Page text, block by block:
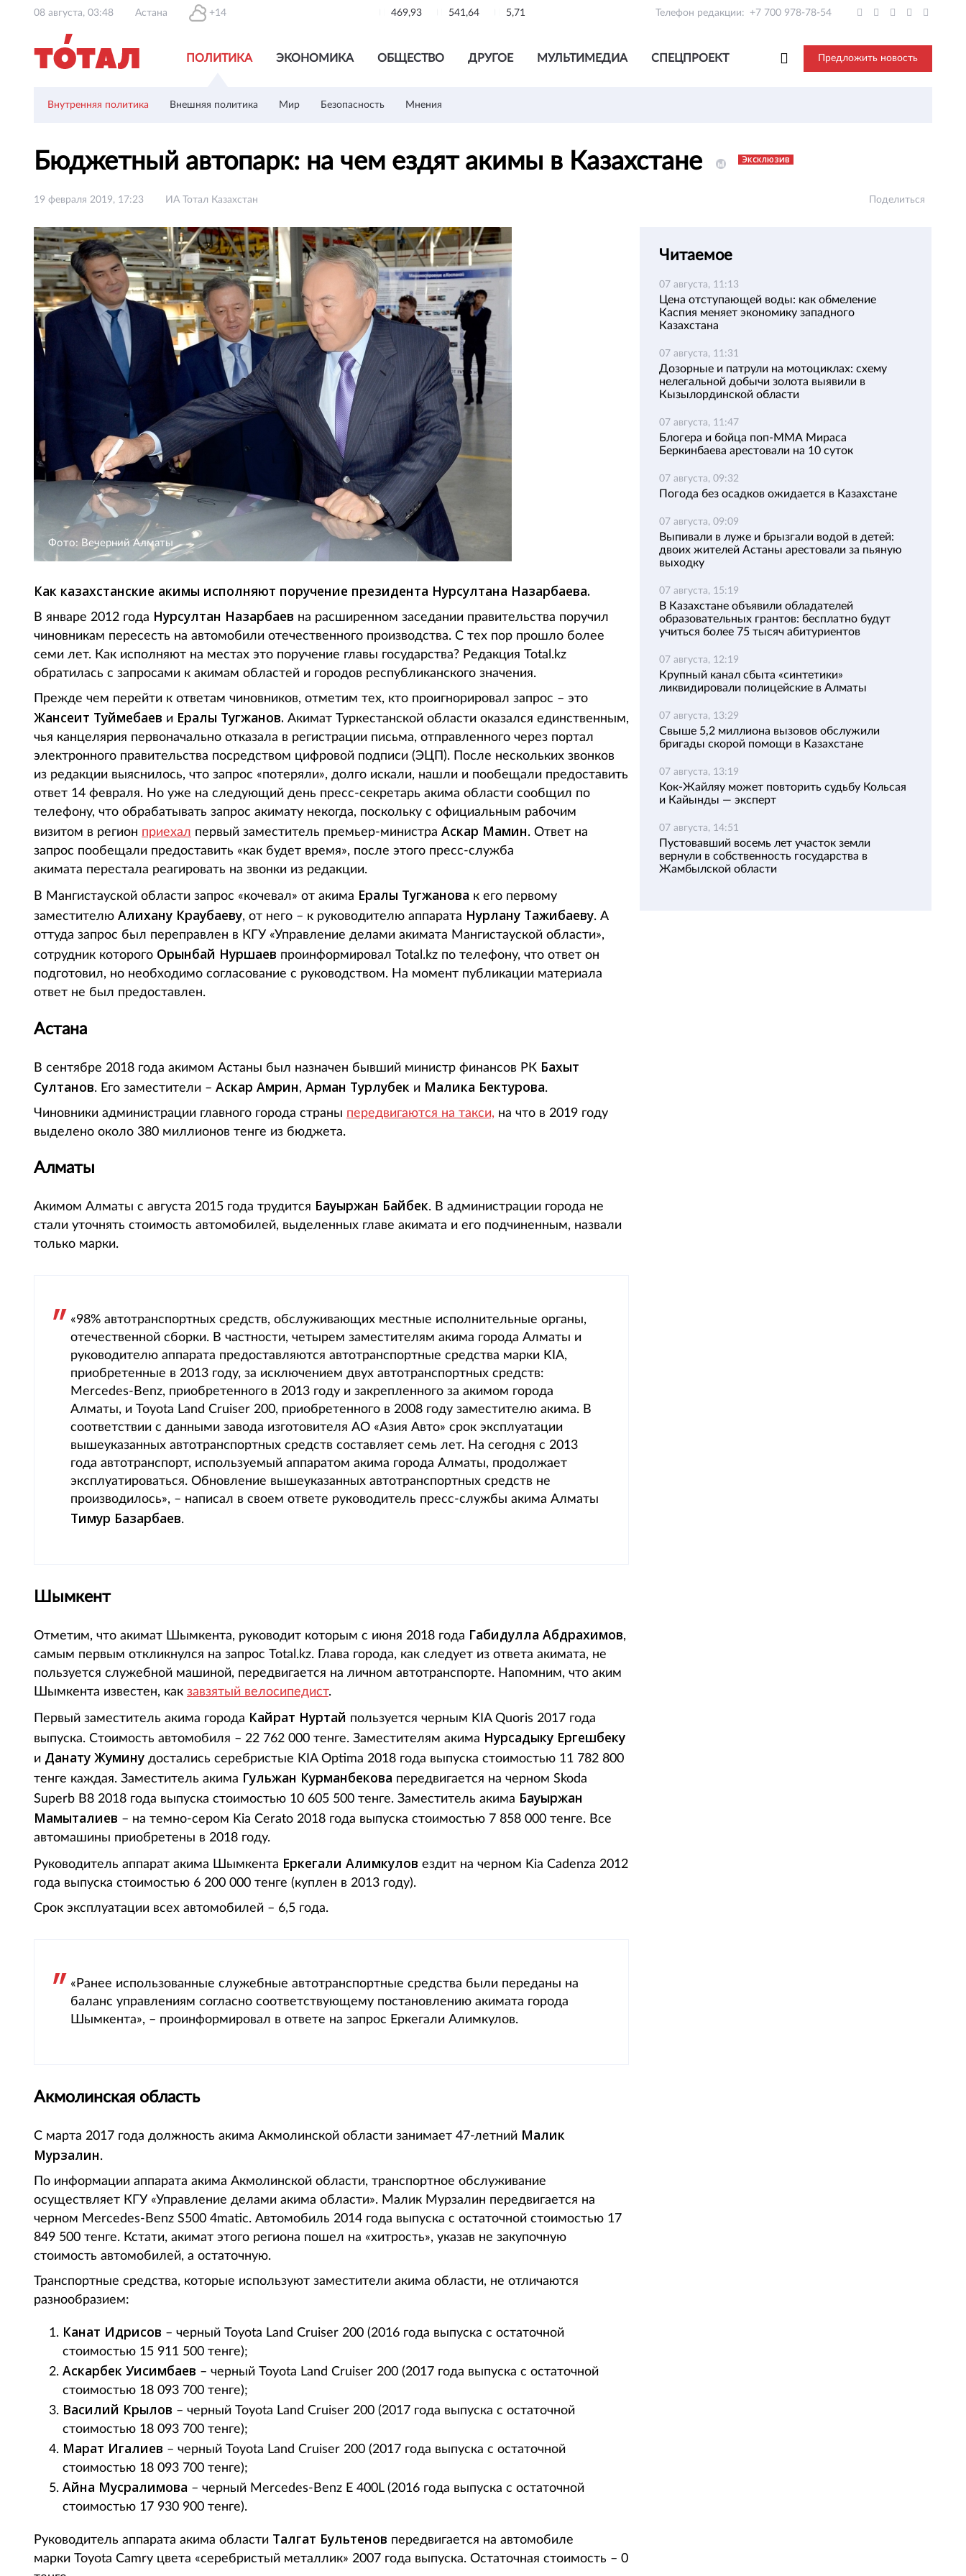
08 августа, 03:48 Астана +14 469,93 541,64 5,71 Телефон редакции: +7 700 978-78-54
ПОЛИТИКА ЭКОНОМИКА ОБЩЕСТВО ДРУГОЕ МУЛЬТИМЕДИА СПЕЦПРОЕКТ Предложить новость
Внутренняя политика Внешняя политика Мир Безопасность Мнения
Бюджетный автопарк: на чем ездят акимы в Казахстане Эксклюзив
19 февраля 2019, 17:23 ИА Тотал Казахстан Поделиться
Фото: Вечерний Алматы
Как казахстанские акимы исполняют поручение президента Нурсултана Назарбаева.
В январе 2012 года Нурсултан Назарбаев на расширенном заседании правительства поручил
чиновникам пересесть на автомобили отечественного производства. С тех пор прошло более
семи лет. Как исполняют на местах это поручение главы государства? Редакция Total.kz
обратилась с запросами к акимам областей и городов республиканского значения.
Прежде чем перейти к ответам чиновников, отметим тех, кто проигнорировал запрос – это
Жансеит Туймебаев и Ералы Тугжанов. Акимат Туркестанской области оказался единственным,
чья канцелярия первоначально отказала в регистрации письма, отправленного через портал
электронного правительства посредством цифровой подписи (ЭЦП). После нескольких звонков
из редакции выяснилось, что запрос «потеряли», долго искали, нашли и пообещали предоставить
ответ 14 февраля. Но уже на следующий день пресс-секретарь акима области сообщил по
телефону, что обрабатывать запрос акимату некогда, поскольку с официальным рабочим
визитом в регион приехал первый заместитель премьер-министра Аскар Мамин. Ответ на
запрос пообещали предоставить «как будет время», после этого пресс-служба
акимата перестала реагировать на звонки из редакции.
В Мангистауской области запрос «кочевал» от акима Ералы Тугжанова к его первому
заместителю Алихану Краубаеву, от него – к руководителю аппарата Нурлану Тажибаеву. А
оттуда запрос был переправлен в КГУ «Управление делами акимата Мангистауской области»,
сотрудник которого Орынбай Нуршаев проинформировал Total.kz по телефону, что ответ он
подготовил, но необходимо согласование с руководством. На момент публикации материала
ответ не был предоставлен.
Астана
В сентябре 2018 года акимом Астаны был назначен бывший министр финансов РК Бахыт
Султанов. Его заместители – Аскар Амрин, Арман Турлубек и Малика Бектурова.
Чиновники администрации главного города страны передвигаются на такси, на что в 2019 году
выделено около 380 миллионов тенге из бюджета.
Алматы
Акимом Алматы с августа 2015 года трудится Бауыржан Байбек. В администрации города не
стали уточнять стоимость автомобилей, выделенных главе акимата и его подчиненным, назвали
только марки.
«98% автотранспортных средств, обслуживающих местные исполнительные органы,
отечественной сборки. В частности, четырем заместителям акима города Алматы и
руководителю аппарата предоставляются автотранспортные средства марки KIA,
приобретенные в 2013 году, за исключением двух автотранспортных средств:
Mercedes-Benz, приобретенного в 2013 году и закрепленного за акимом города
Алматы, и Toyota Land Cruiser 200, приобретенного в 2008 году заместителю акима. В
соответствии с данными завода изготовителя АО «Азия Авто» срок эксплуатации
вышеуказанных автотранспортных средств составляет семь лет. На сегодня с 2013
года автотранспорт, используемый аппаратом акима города Алматы, продолжает
эксплуатироваться. Обновление вышеуказанных автотранспортных средств не
производилось», – написал в своем ответе руководитель пресс-службы акима Алматы
Тимур Базарбаев.
Шымкент
Отметим, что акимат Шымкента, руководит которым с июня 2018 года Габидулла Абдрахимов,
самым первым откликнулся на запрос Total.kz. Глава города, как следует из ответа акимата, не
пользуется служебной машиной, передвигается на личном автотранспорте. Напомним, что аким
Шымкента известен, как завзятый велосипедист.
Первый заместитель акима города Кайрат Нуртай пользуется черным KIA Quoris 2017 года
выпуска. Стоимость автомобиля – 22 762 000 тенге. Заместителям акима Нурсадыку Ергешбеку
и Данату Жумину достались серебристые KIA Optima 2018 года выпуска стоимостью 11 782 800
тенге каждая. Заместитель акима Гульжан Курманбекова передвигается на черном Skoda
Superb B8 2018 года выпуска стоимостью 10 605 500 тенге. Заместитель акима Бауыржан
Мамыталиев – на темно-сером Kia Cerato 2018 года выпуска стоимостью 7 858 000 тенге. Все
автомашины приобретены в 2018 году.
Руководитель аппарат акима Шымкента Еркегали Алимкулов ездит на черном Kia Cadenza 2012
года выпуска стоимостью 6 200 000 тенге (куплен в 2013 году).
Срок эксплуатации всех автомобилей – 6,5 года.
«Ранее использованные служебные автотранспортные средства были переданы на
баланс управлениям согласно соответствующему постановлению акимата города
Шымкента», – проинформировал в ответе на запрос Еркегали Алимкулов.
Акмолинская область
С марта 2017 года должность акима Акмолинской области занимает 47-летний Малик
Мурзалин.
По информации аппарата акима Акмолинской области, транспортное обслуживание
осуществляет КГУ «Управление делами акима области». Малик Мурзалин передвигается на
черном Mercedes-Benz S500 4matic. Автомобиль 2014 года выпуска с остаточной стоимостью 17
849 500 тенге. Кстати, акимат этого региона пошел на «хитрость», указав не закупочную
стоимость автомобилей, а остаточную.
Транспортные средства, которые используют заместители акима области, не отличаются
разнообразием:
Канат Идрисов ­– черный Toyota Land Cruiser 200 (2016 года выпуска с остаточной
стоимостью 15 911 500 тенге);
Аскарбек Уисимбаев – черный Toyota Land Cruiser 200 (2017 года выпуска с остаточной
стоимостью 18 093 700 тенге);
Василий Крылов – черный Toyota Land Cruiser 200 (2017 года выпуска с остаточной
стоимостью 18 093 700 тенге);
Марат Игалиев – черный Toyota Land Cruiser 200 (2017 года выпуска с остаточной
стоимостью 18 093 700 тенге);
Айна Мусралимова – черный Mercedes-Benz E 400L (2016 года выпуска с остаточной
стоимостью 17 930 900 тенге).
Руководитель аппарата акима области Талгат Бультенов передвигается на автомобиле
марки Toyota Camry цвета «серебристый металлик» 2007 года выпуска. Остаточная стоимость – 0
Читаемое
07 августа, 11:13
Цена отступающей воды: как обмеление
Каспия меняет экономику западного
Казахстана
07 августа, 11:31
Дозорные и патрули на мотоциклах: схему
нелегальной добычи золота выявили в
Кызылординской области
07 августа, 11:47
Блогера и бойца поп-ММА Мираса
Беркинбаева арестовали на 10 суток
07 августа, 09:32
Погода без осадков ожидается в Казахстане
07 августа, 09:09
Выпивали в луже и брызгали водой в детей:
двоих жителей Астаны арестовали за пьяную
выходку
07 августа, 15:19
В Казахстане объявили обладателей
образовательных грантов: бесплатно будут
учиться более 75 тысяч абитуриентов
07 августа, 12:19
Крупный канал сбыта «синтетики»
ликвидировали полицейские в Алматы
07 августа, 13:29
Свыше 5,2 миллиона вызовов обслужили
бригады скорой помощи в Казахстане
07 августа, 13:19
Кок-Жайляу может повторить судьбу Кольсая
и Кайынды — эксперт
07 августа, 14:51
Пустовавший восемь лет участок земли
вернули в собственность государства в
Жамбылской области